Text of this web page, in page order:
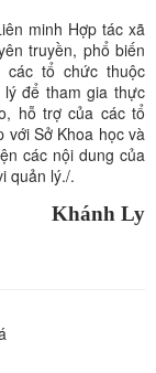
minh Hợp tác xã
truyền, phổ biến
các tổ chức thuộc
để tham gia thực
hỗ trợ của các tổ
với Sở Khoa học và
các nội dung của
quản lý./.
Khánh Ly